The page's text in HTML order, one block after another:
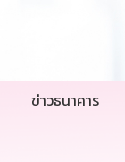
ข่าวธนาคาร